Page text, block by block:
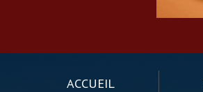
ACCUEIL